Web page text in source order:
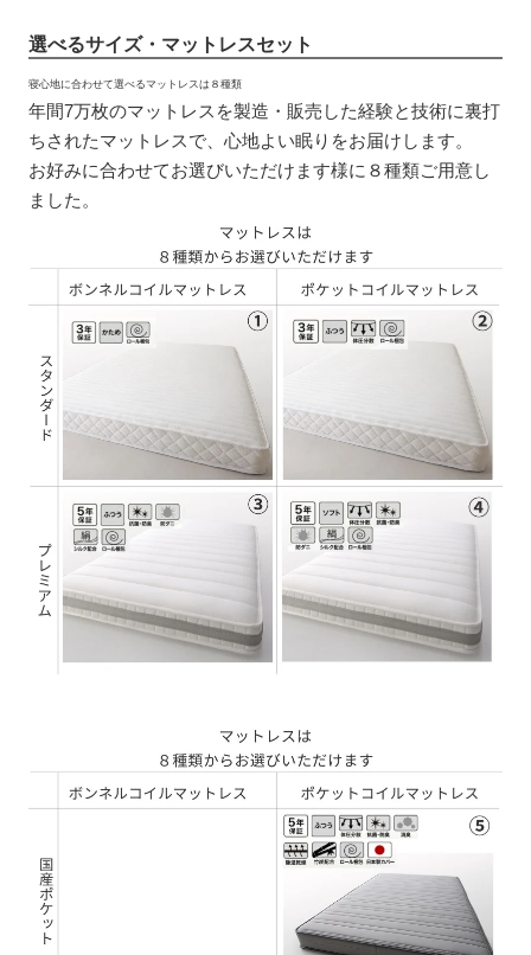
選べるサイズ・マットレスセット
寝心地に合わせて選べるマットレスは８種類
年間7万枚のマットレスを製造・販売した経験と技術に裏打
ちされたマットレスで、心地よい眠りをお届けします。
お好みに合わせてお選びいただけます様に８種類ご用意し
ました。